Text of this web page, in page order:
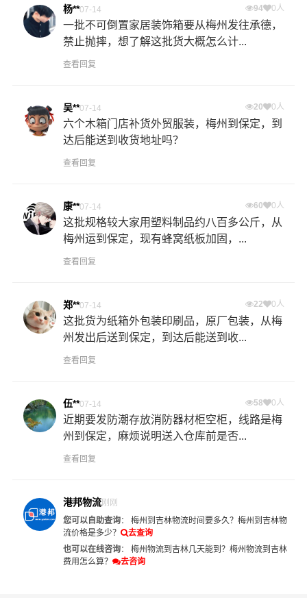
杨**07-14 94 0人
一批不可倒置家居装饰箱要从梅州发往承德，
禁止抛摔，想了解这批货大概怎么计...
查看回复
吴**07-14 20 0人
六个木箱门店补货外贸服装，梅州到保定，到
达后能送到收货地址吗？
查看回复
康**07-14 60 0人
这批规格较大家用塑料制品约八百多公斤，从
梅州运到保定，现有蜂窝纸板加固，...
查看回复
郑**07-14 22 0人
这批货为纸箱外包装印刷品，原厂包装，从梅
州发出后送到保定，到达后能送到收...
查看回复
伍**07-14 58 0人
近期要发防潮存放消防器材柜空柜，线路是梅
州到保定，麻烦说明送入仓库前是否...
查看回复
港邦物流刚刚
您可以自助查询： 梅州到吉林物流时间要多久？ 梅州到吉林物
流价格是多少？
去查询
也可以在线咨询： 梅州物流到吉林几天能到？ 梅州物流到吉林
费用怎么算？
去咨询